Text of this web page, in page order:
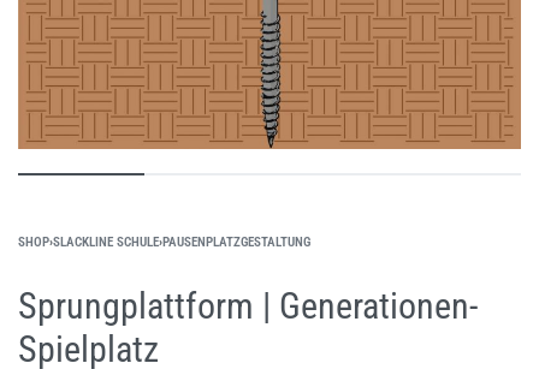
SHOP›SLACKLINE SCHULE›PAUSENPLATZGESTALTUNG
Sprungplattform | Generationen-
Spielplatz